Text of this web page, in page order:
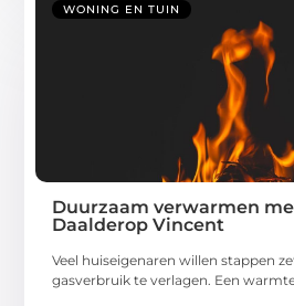
WONING EN TUIN
Duurzaam verwarmen
Daalderop Vincent
Veel huiseigenaren willen stappen
gasverbruik te verlagen. Een